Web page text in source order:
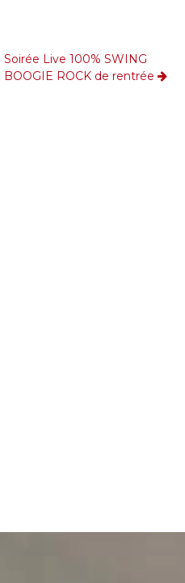
Soirée Live 100% SWING
BOOGIE ROCK de rentrée